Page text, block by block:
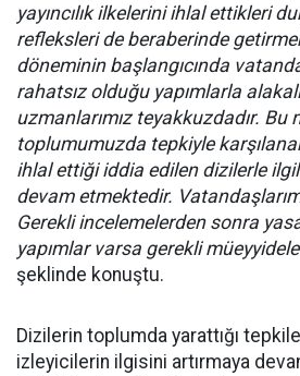
yayıncılık ilkelerini ihlal ettikleri
refleksleri de beraberinde
döneminin başlangıcında
rahatsız olduğu yapımlarla
uzmanlarımız teyakkuzdadır. Bu
toplumumuzda tepkiyle
ihlal ettiği iddia edilen dizilerle
devam etmektedir.
Gerekli incelemelerden sonra
yapımlar varsa gerekli
şeklinde konuştu.
Dizilerin toplumda yarattığı
izleyicilerin ilgisini artırmaya